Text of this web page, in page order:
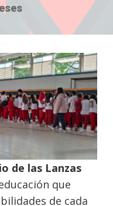
de las Lanzas
que
de cada